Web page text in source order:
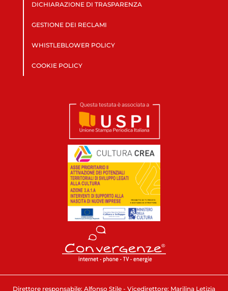
DICHIARAZIONE DI TRASPARENZA
GESTIONE DEI RECLAMI
WHISTLEBLOWER POLICY
COOKIE POLICY
Direttore responsabile: Alfonso Stile - Vicedirettore: Marilina Letizia